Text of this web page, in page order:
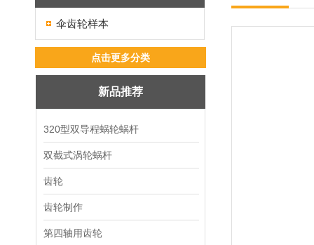
伞齿轮样本
点击更多分类
新品推荐
320型双导程蜗轮蜗杆
双截式涡轮蜗杆
齿轮
齿轮制作
第四轴用齿轮